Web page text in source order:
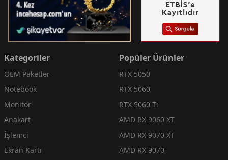
Kategoriler
OEM Paketler
Notebook
Monitör
Anakart
İşlemci
Ekran Kartı
Popüler Ürünler
RTX 5050
RTX 5060
RTX 5060 Ti
AMD RX 9060 XT
AMD RX 9070 XT
AMD RX 9070